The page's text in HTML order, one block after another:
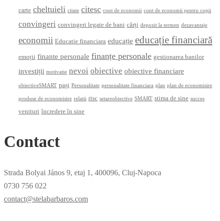
carte cheltuieli citate citesc cont de economii cont de economii pentru copii
convingeri convingeri legate de bani cărți depozit la termen dezavantaje
economii Educatie financiara educație educație financiară
emoții finante personale finanțe personale gestionarea banilor
investiții motivatie nevoi obiective obiective financiare
obiectiveSMART pași Personalitate personalitate financiara plan plan de economisire
produse de economisire relatii risc setareobiective SMART stima de sine succes
venituri încredere în sine
Contact
Strada Bolyai János 9, etaj 1, 400096, Cluj-Napoca
0730 756 022
contact@stelabarbaros.com